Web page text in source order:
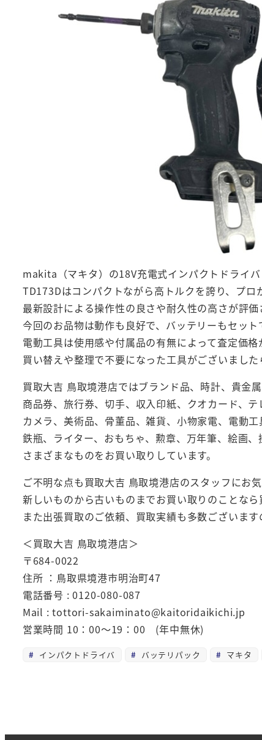
makita（マキタ）の18V充電式インパクトドライ
TD173Dはコンパクトながら高トルクを誇り、プロ
最新設計による操作性の良さや耐久性の高さが評
今回のお品物は動作も良好で、バッテリーもセッ
電動工具は使用感や付属品の有無によって査定価
買い替えや整理で不要になった工具がございまし
買取大吉 鳥取境港店ではブランド品、時計、貴金
商品券、旅行券、切手、収入印紙、クオカード、
カメラ、美術品、骨董品、雑貨、小物家電、電動
鉄瓶、ライター、おもちゃ、勲章、万年筆、絵画、
さまざまなものをお買い取りしています。
ご不明な点も買取大吉 鳥取境港店のスタッフにお
新しいものから古いものまでお買い取りのことな
また出張買取のご依頼、買取実績も多数ございま
＜買取大吉 鳥取境港店＞
〒684-0022
住所 ：鳥取県境港市明治町47
電話番号 : 0120-080-087
Mail : tottori-sakaiminato@kaitoridaikichi.jp
営業時間 10：00～19：00 (年中無休)
インパクトドライバ バッテリパック マキタ